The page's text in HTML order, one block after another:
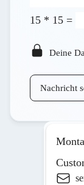
15 * 15 =
Deine
Nachricht